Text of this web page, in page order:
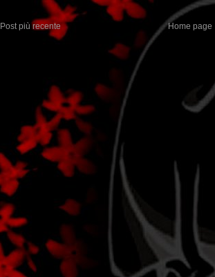
Post più recente Home page